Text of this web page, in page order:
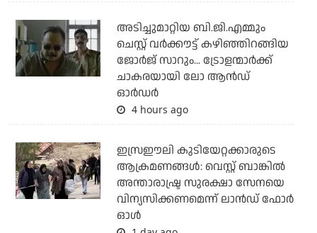
അടിച്ചുമാറ്റിയ ബി.ജി.എമ്മും
ചെസ്റ്റ് വര്‍ക്കൗട്ട് കഴിഞ്ഞിറങ്ങിയ
ജോര്‍ജ് സാറും... ട്രോളന്മാര്‍ക്ക്
ചാകരയായി ലോ ആന്‍ഡ്
ഓര്‍ഡര്‍
4 hours ago
ഇസ്രഈലി കുടിയേറ്റക്കാരുടെ
ആക്രമണങ്ങള്‍: വെസ്റ്റ് ബാങ്കില്‍
അന്താരാഷ്ട്ര സുരക്ഷാ സേനയെ
വിന്യസിക്കണമെന്ന് ലാന്‍ഡ് ഫോര്‍
ഓള്‍